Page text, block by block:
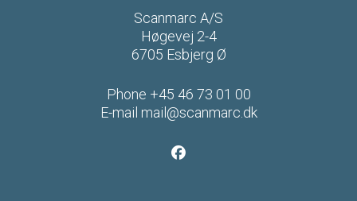
Scanmarc A/S
Høgevej 2-4
6705 Esbjerg Ø
Phone +45 46 73 01 00
E-mail mail@scanmarc.dk